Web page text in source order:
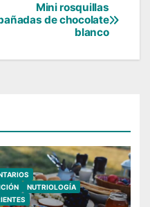
Mini rosquillas
de chocolate
blanco
NUTRIOLOGÍA